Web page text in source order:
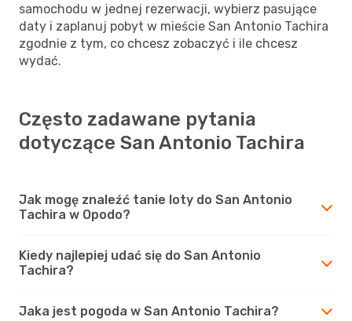
samochodu w jednej rezerwacji, wybierz pasujące
daty i zaplanuj pobyt w mieście San Antonio Tachira
zgodnie z tym, co chcesz zobaczyć i ile chcesz
wydać.
Często zadawane pytania
dotyczące San Antonio Tachira
Jak mogę znaleźć tanie loty do San Antonio
Tachira w Opodo?
Kiedy najlepiej udać się do San Antonio
Tachira?
Jaka jest pogoda w San Antonio Tachira?